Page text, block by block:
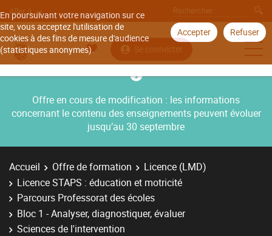
En poursuivant votre navigation sur ce
site, vous acceptez l'utilisation de
cookies à des fins de mesure d'audience
(statistiques anonymes).
Accepter Refuser
Aller à
Se connecter
Offre en cours de modification : les informations
concernant le contenu des enseignements peuvent évoluer
jusqu’au 30 septembre
Accueil Offre de formation
Licence (LMD)
Licence STAPS : éducation et motricité
Parcours Professorat des écoles
Bloc 1 - Analyser, diagnostiquer, évaluer
Sciences de l'intervention